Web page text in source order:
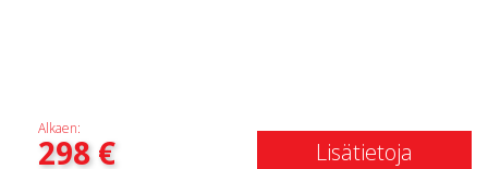
Alkaen:
298€ Lisätietoja